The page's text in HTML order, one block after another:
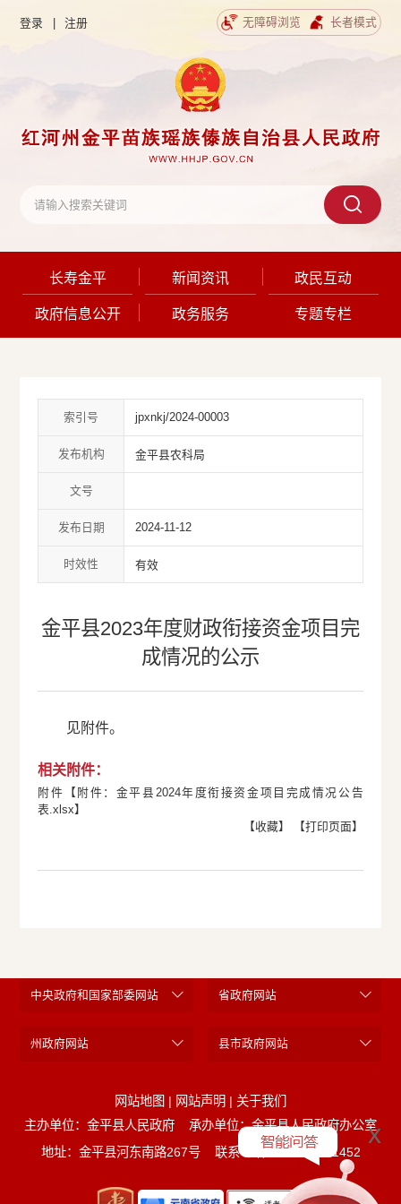
登录 | 注册 无障碍浏览 长者模式
长寿金平 新闻资讯 政民互动
政府信息公开 政务服务 专题专栏
索引号 jpxnkj/2024-00003
发布机构 金平县农科局
文号
发布日期 2024-11-12
时效性 有效
金平县2023年度财政衔接资金项目完
成情况的公示
见附件。
相关附件：
附件【 附件：金平县2024年度衔接资金项目完成情况公告
表.xlsx】
【收藏】
【打印页面】
中央政府和国家部委网站 省政府网站
州政府网站 县市政府网站
网站地图 | 网站声明 | 关于我们
主办单位：金平县人民政府
承办单位：金平县人民政府办公室
地址：金平县河东南路267号
联系电话：0873-5221452
x